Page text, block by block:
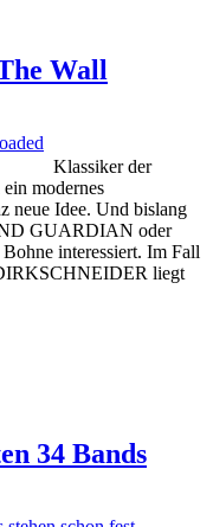
Wall
Klassiker der
modernes
neue Idee. Und bislang
GUARDIAN oder
interessiert. Im Fall
liegt
34 Bands